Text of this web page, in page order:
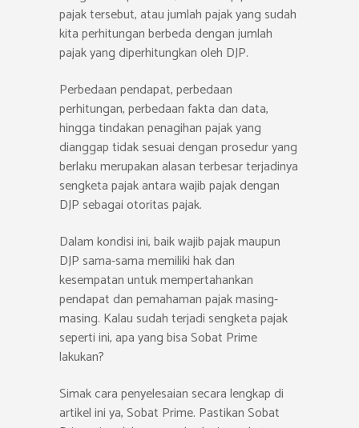
pajak tersebut, atau jumlah pajak yang sudah
kita perhitungan berbeda dengan jumlah
pajak yang diperhitungkan oleh DJP.
Perbedaan pendapat, perbedaan
perhitungan, perbedaan fakta dan data,
hingga tindakan penagihan pajak yang
dianggap tidak sesuai dengan prosedur yang
berlaku merupakan alasan terbesar terjadinya
sengketa pajak antara wajib pajak dengan
DJP sebagai otoritas pajak.
Dalam kondisi ini, baik wajib pajak maupun
DJP sama-sama memiliki hak dan
kesempatan untuk mempertahankan
pendapat dan pemahaman pajak masing-
masing. Kalau sudah terjadi sengketa pajak
seperti ini, apa yang bisa Sobat Prime
lakukan?
Simak cara penyelesaian secara lengkap di
artikel ini ya, Sobat Prime. Pastikan Sobat